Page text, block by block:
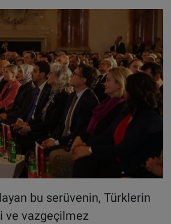
bu serüvenin, Türklerin
ve vazgeçilmez